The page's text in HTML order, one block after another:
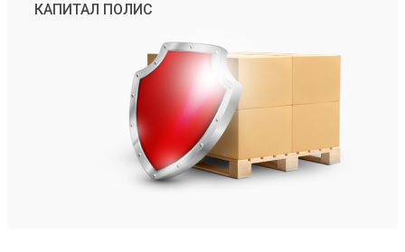
КАПИТАЛ ПОЛИС